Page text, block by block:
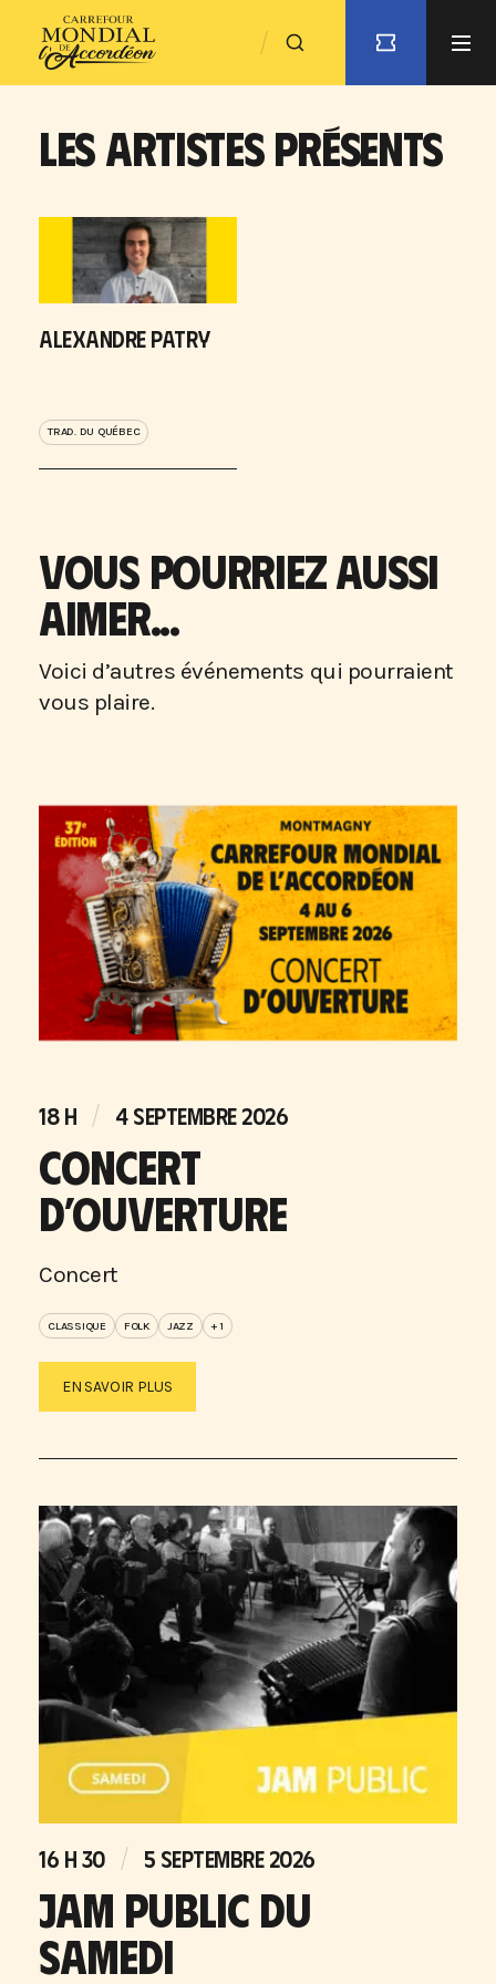
LES ARTISTES PRÉSENTS
ALEXANDRE PATRY
TRAD. DU QUÉBEC
VOUS POURRIEZ AUSSI
AIMER...
Voici d’autres événements qui pourraient
vous plaire.
18 H 4 SEPTEMBRE 2026
CONCERT
D’OUVERTURE
Concert
CLASSIQUE FOLK JAZZ + 1
EN SAVOIR PLUS
16 H 30 5 SEPTEMBRE 2026
JAM PUBLIC DU
SAMEDI